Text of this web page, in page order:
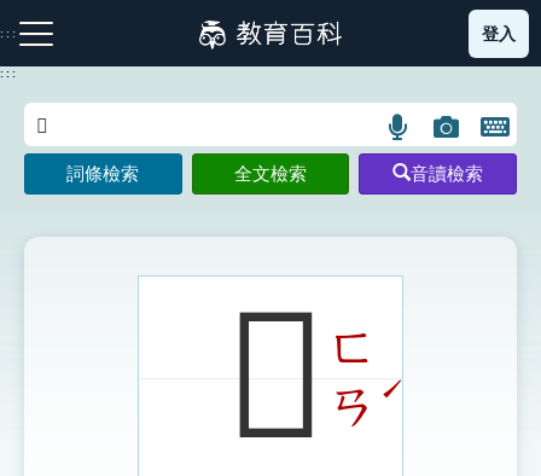
到
主
:::
注音索引圖示 筆畫索引圖示 部首索引表圖示
登入
:::
語
言
搜
示
圖
片
搜
開
鍵
圖
詞條檢索 全文檢索 音讀檢索
𪖇ㄈ
ㄢˊ